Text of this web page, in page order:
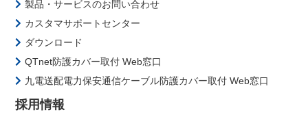
製品・サービスのお問い合わせ
カスタマサポートセンター
ダウンロード
QTnet防護カバー取付 Web窓口
九電送配電力保安通信ケーブル防護カバー取付 Web窓口
採用情報